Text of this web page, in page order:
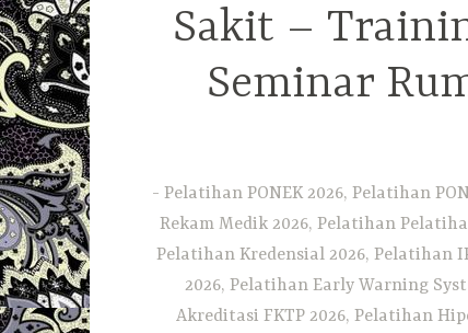
Sakit –
Seminar
Pelatihan PONEK 2026, Pelatihan
Rekam Medik 2026, Pelatihan
Pelatihan Kredensial 2026, Pelatihan
2026, Pelatihan Early Warning
Akreditasi FKTP 2026, Pelatihan